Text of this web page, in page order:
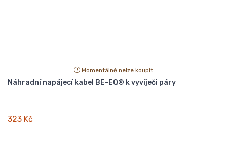
Momentálně nelze koupit
Náhradní napájecí kabel BE-EQ® k vyvíječi páry
323 Kč